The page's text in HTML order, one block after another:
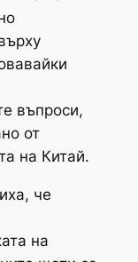
въпроси,
от
на Китай.
че
на